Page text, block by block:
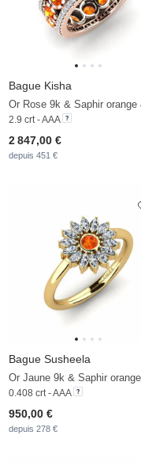
Bague Kisha
2.9 crt - AAA
2 847,00 €
depuis 451 €
Bague Susheela
0.408 crt - AAA
950,00 €
depuis 278 €